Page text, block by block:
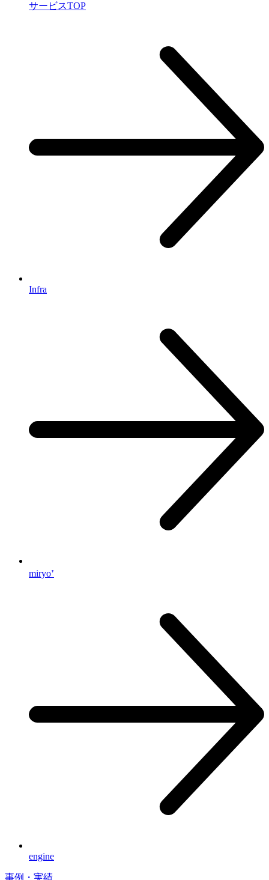
サービスTOP
Infra
miryo⁺
engine
事例・実績